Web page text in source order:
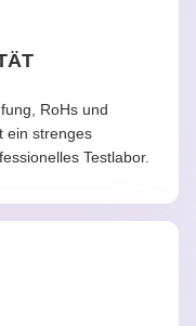
RoHs und
ein strenges
Testlabor.